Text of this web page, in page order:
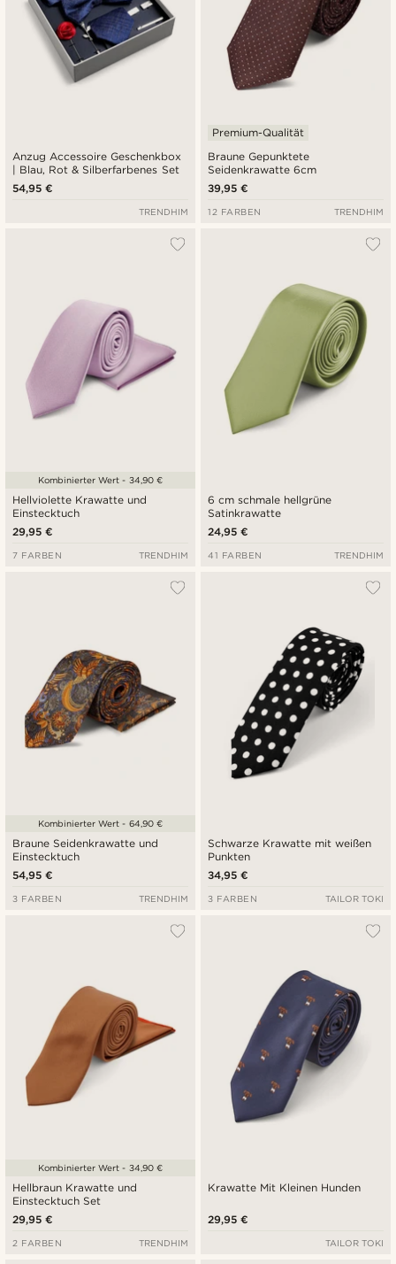
Anzug Accessoire Geschenkbox
| Blau, Rot & Silberfarbenes Set
54,95 €
TRENDHIM
Braune Gepunktete
Seidenkrawatte 6cm
Premium-Qualität
39,95 €
12 FARBEN TRENDHIM
Hellviolette Krawatte und
Einstecktuch
29,95 €
Kombinierter Wert - 34,90 €
7 FARBEN TRENDHIM
6 cm schmale hellgrüne
Satinkrawatte
24,95 €
41 FARBEN TRENDHIM
Braune Seidenkrawatte und
Einstecktuch
54,95 €
Kombinierter Wert - 64,90 €
3 FARBEN TRENDHIM
Schwarze Krawatte mit weißen
Punkten
34,95 €
3 FARBEN TAILOR TOKI
Hellbraun Krawatte und
Einstecktuch Set
29,95 €
Kombinierter Wert - 34,90 €
2 FARBEN TRENDHIM
Krawatte Mit Kleinen Hunden
29,95 €
TAILOR TOKI